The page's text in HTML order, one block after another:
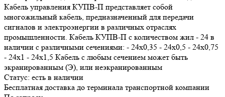
Кабель управления КУПВ-П представляет собой
многожильный кабель, предназначенный для передачи
сигналов и электроэнергии в различных отраслях
промышленности. Кабель КУПВ-П с количеством жил - 24 в
наличии с различными сечениями: - 24х0,35 - 24х0,5 - 24х0,75
- 24х1 - 24х1,5 Кабель с любым сечением может быть
экранированным (Э), или неэкранированным
Статус: есть в наличии
Бесплатная доставка до терминала транспортной компании